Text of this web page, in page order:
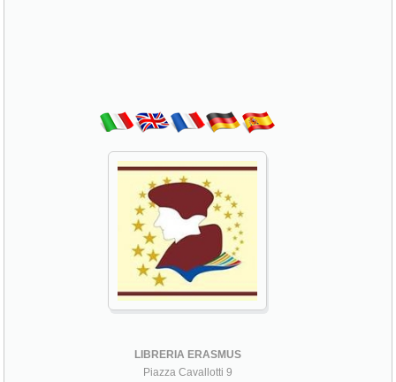
LIBRERIA ERASMUS
Piazza Cavallotti 9